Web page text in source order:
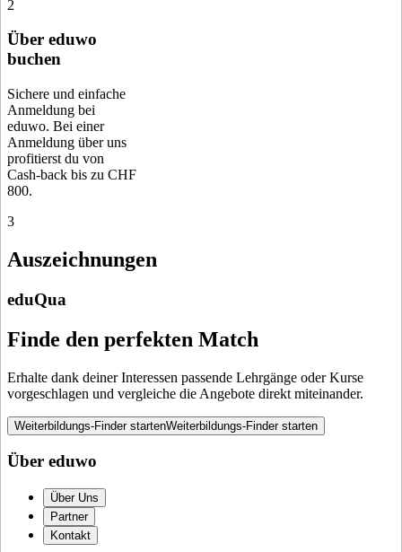
2
Über eduwo
buchen
Sichere und einfache
Anmeldung bei
eduwo. Bei einer
Anmeldung über uns
profitierst du von
Cash-back bis zu CHF
800.
3
Auszeichnungen
eduQua
Finde den perfekten Match
Erhalte dank deiner Interessen passende Lehrgänge oder Kurse
vorgeschlagen und vergleiche die Angebote direkt miteinander.
Weiterbildungs-Finder startenWeiterbildungs-Finder starten
Über eduwo
Über Uns
Partner
Kontakt